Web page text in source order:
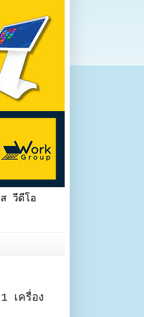
วีดีโอ
เครื่อง